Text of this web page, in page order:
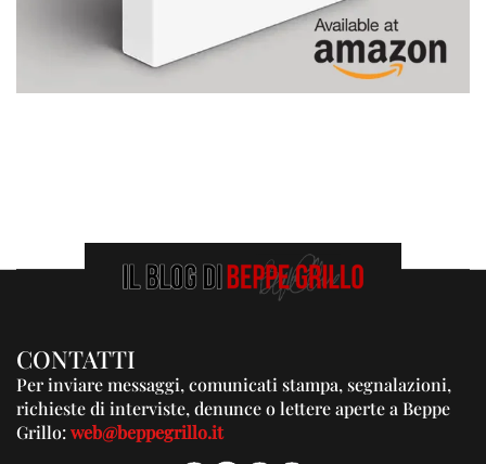
CONTATTI
Per inviare messaggi, comunicati stampa, segnalazioni,
richieste di interviste, denunce o lettere aperte a Beppe
Grillo:web@beppegrillo.it